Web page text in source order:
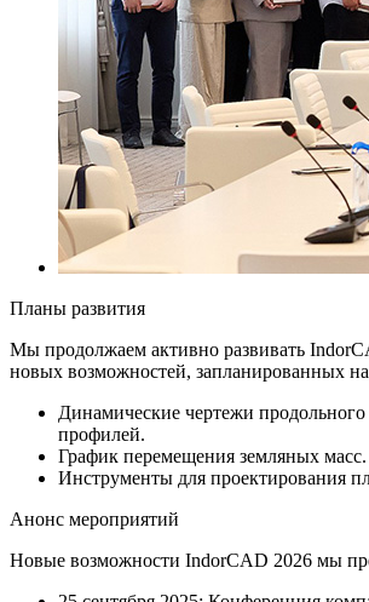
Планы развития
Мы продолжаем активно развивать
новых возможностей, запланированных
Динамические чертежи
профилей.
График перемещения земляных масс.
Инструменты для проектирования
Анонс мероприятий
Новые возможности IndorCAD 2026 мы